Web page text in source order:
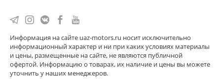
Информация на сайте uaz-motors.ru носит исключительно
информационный характер и ни при каких условиях материалы
и цены, размещенные на сайте, не являются публичной
офертой. Информацию о товарах, их наличие и цены вы можете
уточнить у наших менеджеров.